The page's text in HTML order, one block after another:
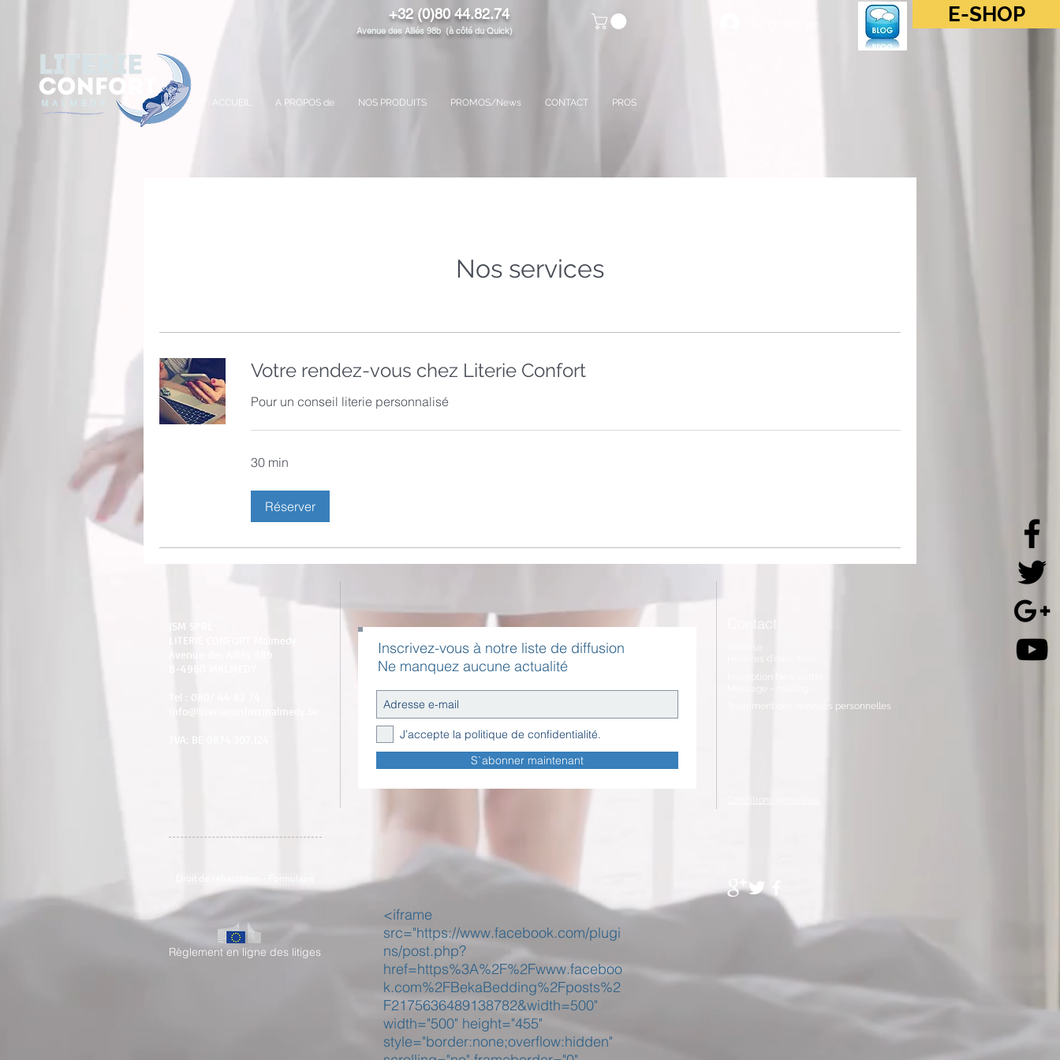
E-SHOP
+32 (0)80 44.82.74
Avenue des Alliés 98b (à côté du Quick)
ACCUEIL A PROPOS de NOS PRODUITS PROMOS/News CONTACT PROS
Nos services
Votre rendez-vous chez Literie Confort
Pour un conseil literie personnalisé
30 min
Réserver
JSM SPRL
LITERIE CONFORT Malmedy
Avenue des Alliés 98b
B-4960 MALMEDY
info@literieconfortmalmedy.be
Inscrivez-vous à notre liste de diffusion
Ne manquez aucune actualité
J’accepte la politique de confidentialité.
S`abonner maintenant
Contact
Traitement
des données personnelles
Règlement en ligne des litiges
<iframe
src="https://www.facebook.com/plugi
ns/post.php?
href=https%3A%2F%2Fwww.faceboo
k.com%2FBekaBedding%2Fposts%2
F2175636489138782&width=500"
width="500" height="455"
style="border:none;overflow:hidden"